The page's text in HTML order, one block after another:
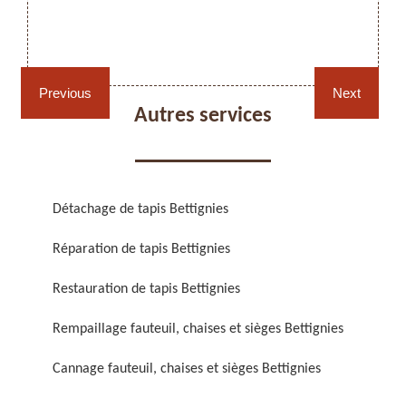
chaises et sièges 59
Cannage fauteuil, chaises
et sièges 59
Réparation de fauteuil,
chaise et siège 59
Previous
ligne
son
Next
Autres services
Détachage de tapis Bettignies
Réparation de tapis Bettignies
Restauration de tapis Bettignies
Rempaillage fauteuil, chaises et sièges Bettignies
Cannage fauteuil, chaises et sièges Bettignies